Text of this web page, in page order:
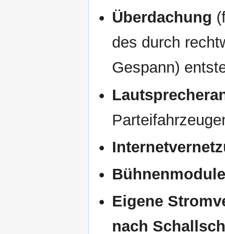
Überdachung
des durch
Gespann)
Eigene
nach